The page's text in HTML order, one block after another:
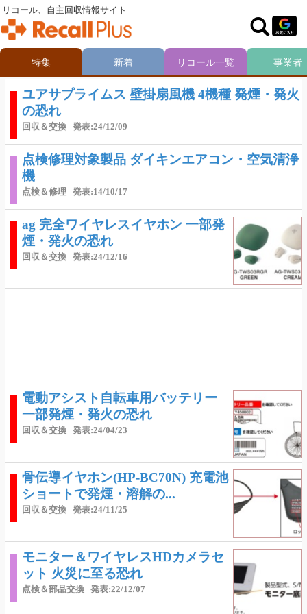
ユアサプライムス 壁掛扇風機 4機種 発煙・発火
の恐れ
回収＆交換 発表:24/12/09
点検修理対象製品 ダイキンエアコン・空気清浄
機
点検＆修理 発表:14/10/17
ag 完全ワイヤレスイヤホン 一部発
煙・発火の恐れ
回収＆交換 発表:24/12/16
電動アシスト自転車用バッテリー
一部発煙・発火の恐れ
回収＆交換 発表:24/04/23
骨伝導イヤホン(HP-BC70N) 充電池
ショートで発煙・溶解の...
回収＆交換 発表:24/11/25
モニター＆ワイヤレスHDカメラセ
ット 火災に至る恐れ
点検＆部品交換 発表:22/12/07
リコール、自主回収情報サイト
特集 新着 リコール一覧 事業者